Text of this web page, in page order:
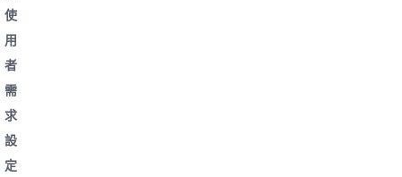
使
用
者
需
求
設
定